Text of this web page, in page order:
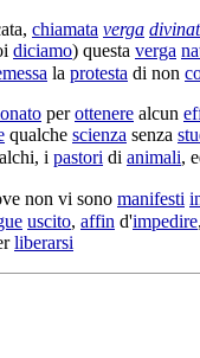
, chiamata verga
diciamo) questa verga
la protesta di non
perottenere alcun
qualche scienza senza
, i pastori di animali,
non vi sono manifesti
uscito, affin d'impedire
liberarsi